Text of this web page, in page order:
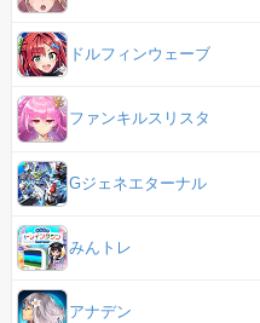
ドルフィンウェーブ
ファンキルスリスタ
Gジェネエターナル
みんトレ
アナデン